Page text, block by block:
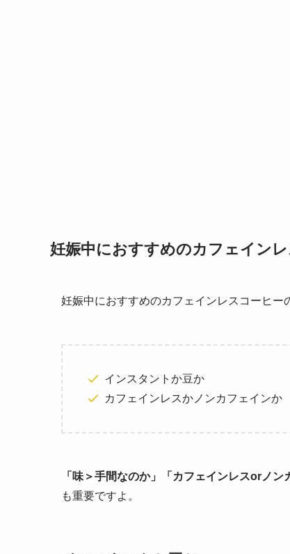
妊娠中におすすめのカフェイン
妊娠中におすすめのカフェインレスコーヒー
インスタントか豆か
カフェインレスかノンカフェインか
「味＞手間なのか」「カフェインレスorノン
も重要ですよ。